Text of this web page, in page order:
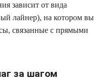
зависит от вида
лайнер), на котором вы
связанные с прямыми
за шагом